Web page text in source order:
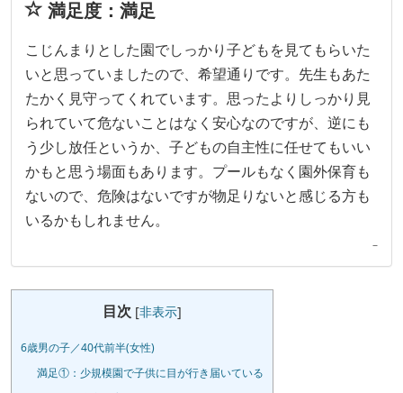
満足度：満足
こじんまりとした園でしっかり子どもを見てもらいた
いと思っていましたので、希望通りです。先生もあた
たかく見守ってくれています。思ったよりしっかり見
られていて危ないことはなく安心なのですが、逆にも
う少し放任というか、子どもの自主性に任せてもいい
かもと思う場面もあります。プールもなく園外保育も
ないので、危険はないですが物足りないと感じる方も
いるかもしれません。
–
目次 [非表示]
6歳男の子／40代前半(女性)
満足①：少規模園で子供に目が行き届いている